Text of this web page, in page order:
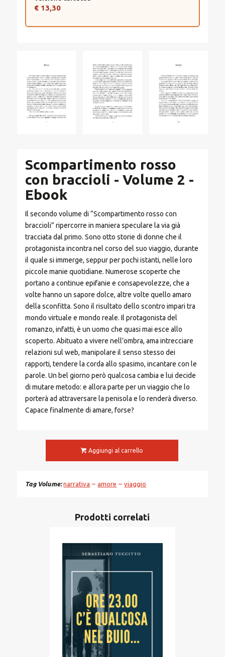
€ 13,30
Scompartimento rosso
con braccioli - Volume 2 -
Ebook
Il secondo volume di “Scompartimento rosso con
braccioli” ripercorre in maniera speculare la via già
tracciata dal primo. Sono otto storie di donne che il
protagonista incontra nel corso del suo viaggio, durante
il quale si immerge, seppur per pochi istanti, nelle loro
piccole manie quotidiane. Numerose scoperte che
portano a continue epifanie e consapevolezze, che a
volte hanno un sapore dolce, altre volte quello amaro
della sconfitta. Sono il risultato dello scontro impari tra
mondo virtuale e mondo reale. Il protagonista del
romanzo, infatti, è un uomo che quasi mai esce allo
scoperto. Abituato a vivere nell’ombra, ama intrecciare
relazioni sul web, manipolare il senso stesso dei
rapporti, tendere la corda allo spasimo, incantare con le
parole. Un bel giorno però qualcosa cambia e lui decide
di mutare metodo: e allora parte per un viaggio che lo
porterà ad attraversare la penisola e lo renderà diverso.
Capace finalmente di amare, forse?
Aggiungi al carrello
Tag Volume narrativa amore viaggio
Prodotti correlati